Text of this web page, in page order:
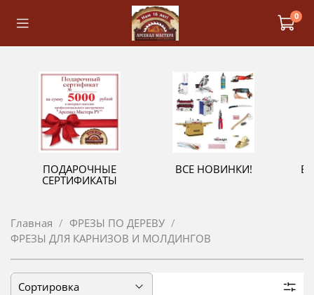
0
ПОДАРОЧНЫЕ
СЕРТИФИКАТЫ
ВСЕ НОВИНКИ!
Главная
ФРЕЗЫ ПО ДЕРЕВУ
ФРЕЗЫ ДЛЯ КАРНИЗОВ И МОЛДИНГОВ